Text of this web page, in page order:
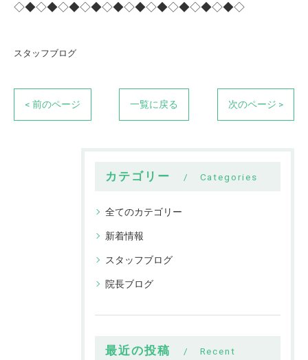
◇◆◇◆◇◆◇◆◇◆◇◆◇◆◇◆◇◆◇◆◇
スタッフブログ
< 前のページ 一覧に戻る 次のページ >
カテゴリー Categories
全てのカテゴリー
新着情報
スタッフブログ
院長ブログ
最近の投稿
Recent